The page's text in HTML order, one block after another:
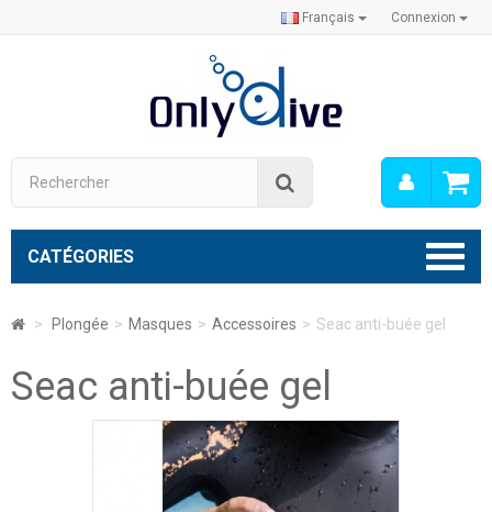
Connexion
Français
Mon
CATÉGORIES
> Plongée > Masques > Accessoires > Seac anti-buée gel
Seac anti-buée gel